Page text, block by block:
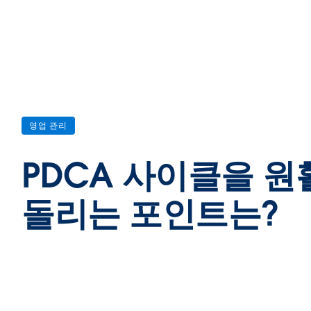
영업 관리
PDCA 사이클을 원
돌리는 포인트는?